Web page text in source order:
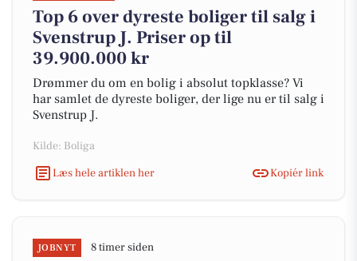
Top 6 over dyreste boliger til salg i
Svenstrup J. Priser op til
39.900.000 kr
Drømmer du om en bolig i absolut topklasse? Vi
har samlet de dyreste boliger, der lige nu er til salg i
Svenstrup J.
Kilde: Boliga
Læs hele artiklen her
Kopiér link
JOBNYT 8 timer siden